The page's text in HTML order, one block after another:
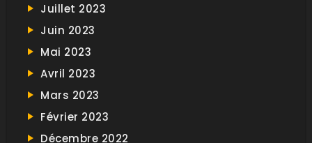
Juillet 2023
Juin 2023
Mai 2023
Avril 2023
Mars 2023
Février 2023
Décembre 2022